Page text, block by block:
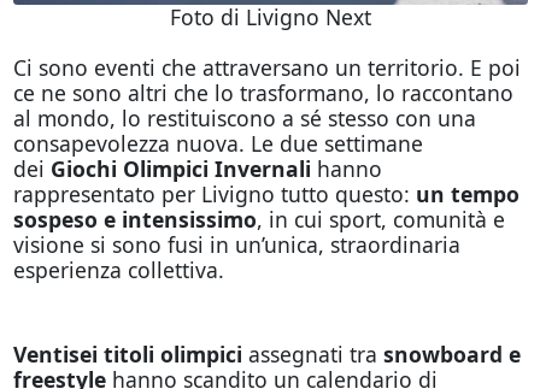
Foto di Livigno Next
Ci sono eventi che attraversano un territorio. E poi
ce ne sono altri che lo trasformano, lo raccontano
al mondo, lo restituiscono a sé stesso con una
consapevolezza nuova. Le due settimane
dei Giochi Olimpici Invernali hanno
rappresentato per Livigno tutto questo: un tempo
sospeso e intensissimo, in cui sport, comunità e
visione si sono fusi in un’unica, straordinaria
esperienza collettiva.
Ventisei titoli olimpici assegnati tra snowboard e
freestylehanno scandito un calendario di